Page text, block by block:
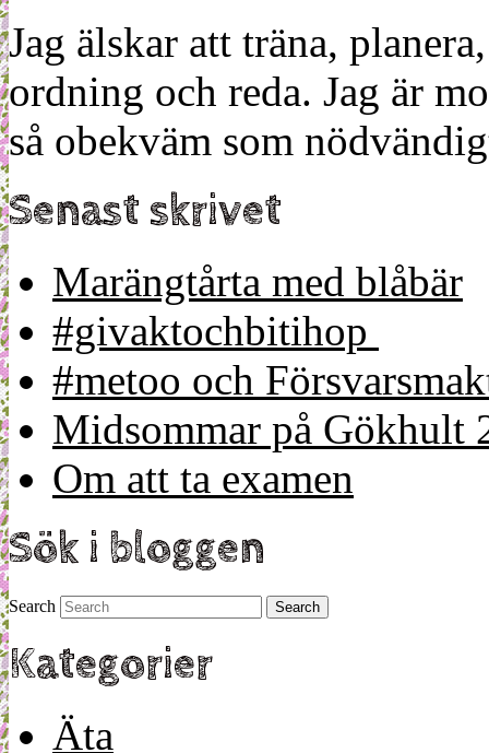
Jag älskar att träna,
ordning och reda. Jag är
så obekväm som
Senast skrivet
Marängtårta med blåbär
#givaktochbitihop
#metoo och
Midsommar på Gökhult
Om att ta examen
Sök i bloggen
Search
Kategorier
Äta